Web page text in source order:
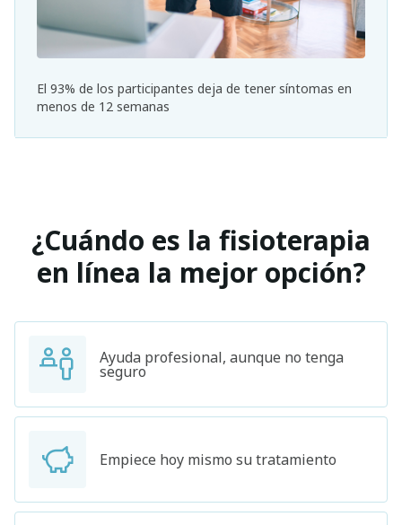
El 93% de los participantes deja de tener síntomas en
menos de 12 semanas
¿Cuándo es la fisioterapia
en línea la mejor opción?
Ayuda profesional, aunque no tenga
seguro
Empiece hoy mismo su tratamiento